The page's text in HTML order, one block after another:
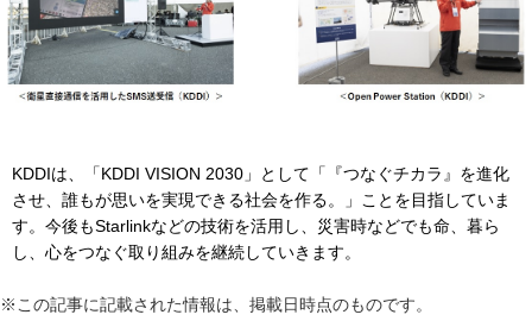
KDDIは、「KDDI VISION 2030」として「『つなぐチカラ』を進化
させ、誰もが思いを実現できる社会を作る。」ことを目指していま
す。今後もStarlinkなどの技術を活用し、災害時などでも命、暮ら
し、心をつなぐ取り組みを継続していきます。
※この記事に記載された情報は、掲載日時点のものです。